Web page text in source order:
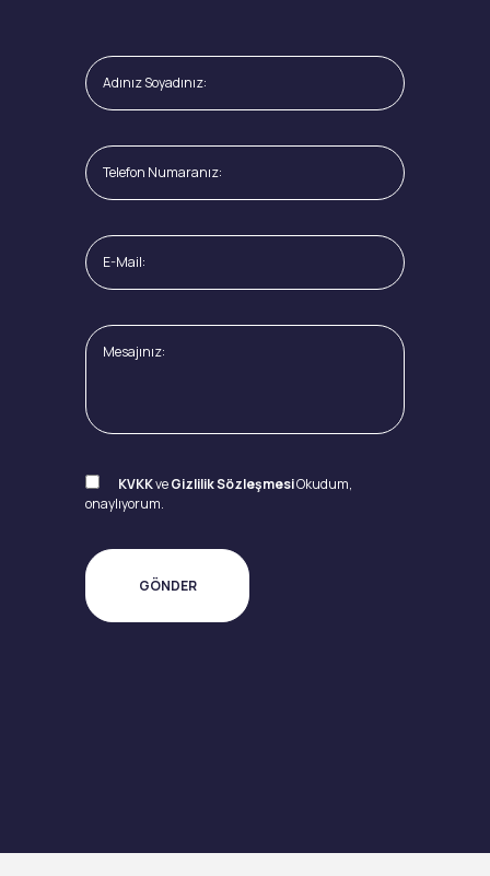
KVKKveGizlilik SözleşmesiOkudum,
onaylıyorum.